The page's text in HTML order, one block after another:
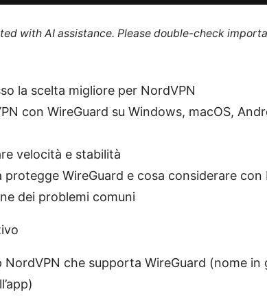
with AI assistance. Please double-check
la scelta migliore per NordVPN
con WireGuard su Windows, macOS,
velocità e stabilità
protegge WireGuard e cosa considerare con
dei problemi comuni
NordVPN che supporta WireGuard (nome in